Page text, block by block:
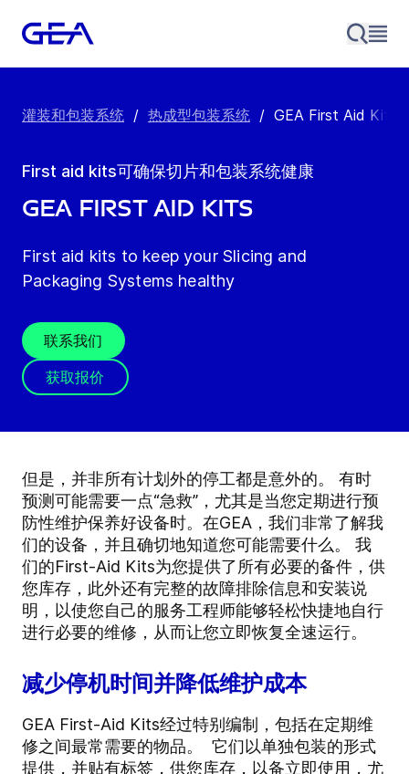
灌装和包装系统 / 热成型包装系统 / GEA First Aid Kits
First aid kits可确保切片和包装系统健康
GEA First Aid Kits
First aid kits to keep your Slicing and
Packaging Systems healthy
联系我们
获取报价
但是，并非所有计划外的停工都是意外的。
有时
预测可能需要一点“急救”，尤其是当您定期进行预
防性维护保养好设备时。在GEA，我们非常了解我
们的设备，并且确切地知道您可能需要什么。
我
们的First-Aid Kits为您提供了所有必要的备件，供
您库存，此外还有完整的故障排除信息和安装说
明，以使您自己的服务工程师能够轻松快捷地自行
进行必要的维修，从而让您立即恢复全速运行。
减少停机时间并降低维护成本
GEA First-Aid Kits经过特别编制，包括在定期维
修之间最常需要的物品。 它们以单独包装的形式
提供，并贴有标签，供您库存，以备立即使用，尤